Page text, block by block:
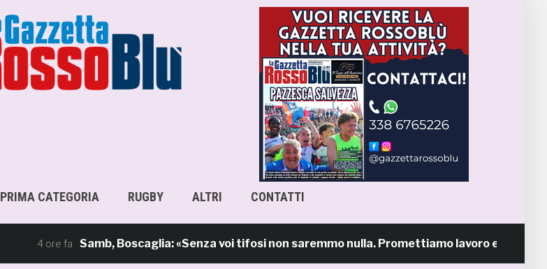
PRIMA CATEGORIA RUGBY ALTRI CONTATTI
Samb, Boscaglia: «Senza voi tifosi non saremmo nulla. Promettiamo lavoro e maglia